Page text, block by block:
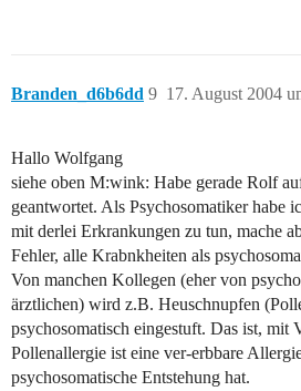
Branden_d6b6dd 17. August 2004
9
Hallo Wolfgang
siehe oben M:wink: Habe gerade Rolf
geantwortet. Als Psychosomatiker habe
mit derlei Erkrankungen zu tun, mache
Fehler, alle Krabnkheiten als
Von manchen Kollegen (eher von
ärztlichen) wird z.B. Heuschnupfen
psychosomatisch eingestuft. Das ist, mit
Pollenallergie ist eine ver-erbbare
psychosomatische Entstehung hat.